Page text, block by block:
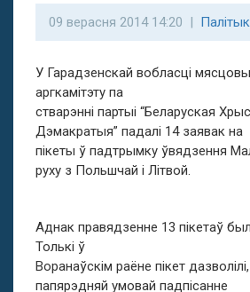
09 верасня 2014 14:20 |
У Гарадзенскай вобласці
аргкамітэту па
стварэнні партыі “Беларуская
Дэмакратыя” падалі 14 заявак на
пікеты ў падтрымку ўвядзення
руху з Польшчай і Літвой.
Аднак правядзенне 13 пікетаў
Толькі ў
Воранаўскім раёне пікет
папярэдняй умовай падпісанне